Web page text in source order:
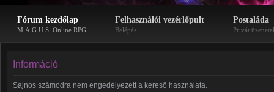
Fórum kezdőlap
M.A.G.U.S. Online RPG
Felhasználói vezérlőpult
Belépés
Postaláda
Privát
Információ
Sajnos számodra nem engedélyezett a kereső használata.